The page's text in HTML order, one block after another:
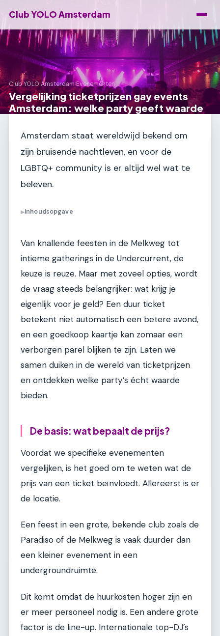
Club YOLO Amsterdam
Club YOLO Amsterdam›Evenementen
Vergelijking ticketprijzen gay events
Amsterdam: welke party geeft waarde
Amsterdam staat wereldwijd bekend om
zijn bruisende nachtleven, en voor de
LGBTQ+ community is er altijd wel wat te
beleven.
▶Inhoudsopgave
Van knallende feesten in de Melkweg tot
intieme gatherings in de Undercurrent, de
keuze is reuze. Maar met zoveel opties, wordt
de vraag steeds belangrijker: wat krijg je
eigenlijk voor je geld? Een duur ticket
betekent niet automatisch een betere avond,
en een goedkoop kaartje kan zomaar een
verborgen parel blijken te zijn. Laten we
samen duiken in de wereld van ticketprijzen
en ontdekken welke party’s écht waarde
bieden.
De basis: wat bepaalt de prijs?
Voordat we specifieke evenementen
vergelijken, is het goed om te weten wat de
prijs van een ticket beïnvloedt. Allereerst is er
de locatie.
Een feest in een grote, bekende club zoals de
Paradiso of de Melkweg is vaak duurder dan
een kleiner evenement in een
undergroundruimte.
Dit komt omdat de huurkosten hoger zijn en
er meer personeel nodig is. Een andere grote
factor is de line-up. Internationale top-DJ’s